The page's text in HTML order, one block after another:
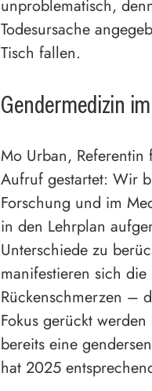
unproblematisch,
Todesursache
Tisch fallen.
Gendermedizin
Mo Urban, Referentin
Aufruf gestartet: Wir
Forschung und im
in den Lehrplan
Unterschiede zu
manifestieren sich
Rückenschmerzen –
Fokus gerückt
bereits eine
hat 2025